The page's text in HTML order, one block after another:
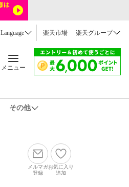
Language 楽天市場 楽天グループ
メニュー
その他
メルマガ
登録
お気に入り
追加